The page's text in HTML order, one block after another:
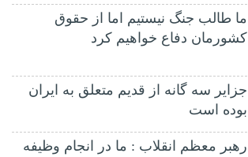
ما طالب جنگ نیستیم اما از حقوق
کشورمان دفاع خواهیم کرد
جزایر سه گانه از قدیم متعلق به ایران
بوده است
رهبر معظم انقلاب : ما در انجام وظیفه